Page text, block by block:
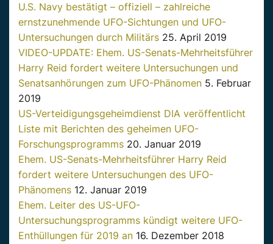
U.S. Navy bestätigt – offiziell – zahlreiche
ernstzunehmende UFO-Sichtungen und UFO-
Untersuchungen durch Militärs 25. April 2019
VIDEO-UPDATE: Ehem. US-Senats-Mehrheitsführer
Harry Reid fordert weitere Untersuchungen und
Senatsanhörungen zum UFO-Phänomen 5. Februar
2019
US-Verteidigungsgeheimdienst DIA veröffentlicht
Liste mit Berichten des geheimen UFO-
Forschungsprogramms 20. Januar 2019
Ehem. US-Senats-Mehrheitsführer Harry Reid
fordert weitere Untersuchungen des UFO-
Phänomens 12. Januar 2019
Ehem. Leiter des US-UFO-
Untersuchungsprogramms kündigt weitere UFO-
Enthüllungen für 2019 an 16. Dezember 2018